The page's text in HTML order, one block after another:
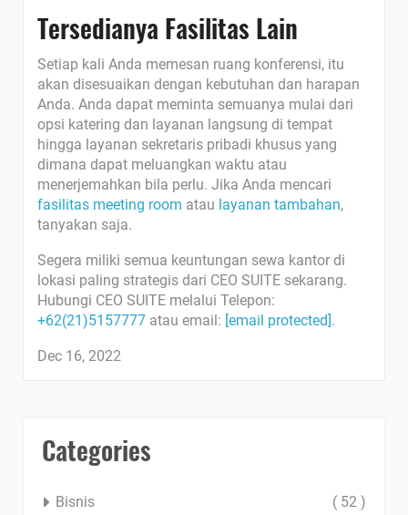
Tersedianya Fasilitas Lain
Setiap kali Anda memesan ruang konferensi, itu
akan disesuaikan dengan kebutuhan dan harapan
Anda. Anda dapat meminta semuanya mulai dari
opsi katering dan layanan langsung di tempat
hingga layanan sekretaris pribadi khusus yang
dimana dapat meluangkan waktu atau
menerjemahkan bila perlu. Jika Anda mencari
fasilitas meeting room atau layanan tambahan,
tanyakan saja.
Segera miliki semua keuntungan sewa kantor di
lokasi paling strategis dari CEO SUITE sekarang.
Hubungi CEO SUITE melalui Telepon:
+62(21)5157777 atau email: [email protected].
Dec 16, 2022
Categories
Bisnis ( 52 )